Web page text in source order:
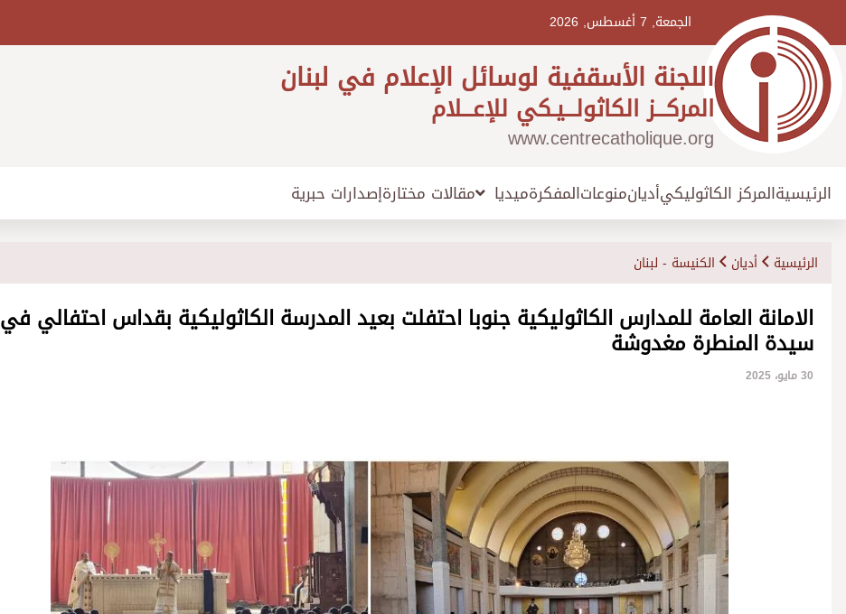
الجمعة, 7 أغسطس, 2026
اللجنة الأسقفية لوسائل الإعلام في لبنان
المركـــز الكاثولـــيـكي للإعـــلام
www.centrecatholique.org
الرئيسيةالمركز الكاثوليكيأديانمنوعاتالمفكرةميديا مقالات مختارةإصدارات حبرية
الرئيسية أديان الكنيسة - لبنان
الامانة العامة للمدارس الكاثوليكية جنوبا احتفلت بعيد المدرسة الكاثوليكية بقداس احتفالي في
سيدة المنطرة مغدوشة
30 مايو، 2025